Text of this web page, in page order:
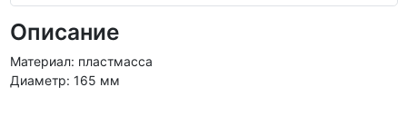
Описание
Материал: пластмасса
Диаметр: 165 мм